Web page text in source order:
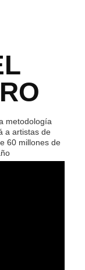
metodología
a artistas de
60 millones de